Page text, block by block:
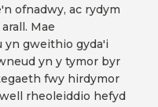
ofnadwy, ac rydym
Mae
yn gweithio gyda'i
yn y tymor byr
fwy hirdymor
rheoleiddio hefyd